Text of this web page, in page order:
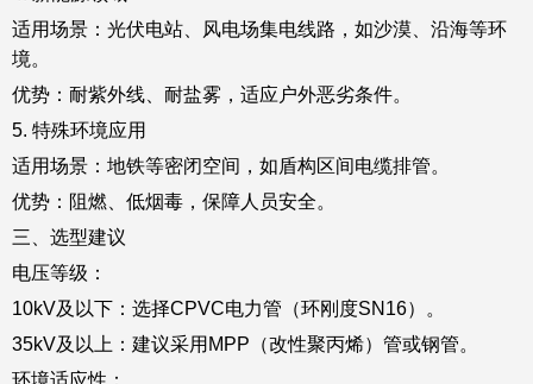
适用场景：光伏电站、风电场集电线路，如沙漠、沿海等环
境。
优势：耐紫外线、耐盐雾，适应户外恶劣条件。
5. 特殊环境应用
适用场景：地铁等密闭空间，如盾构区间电缆排管。
优势：阻燃、低烟毒，保障人员安全。
三、选型建议
电压等级：
10kV及以下：选择CPVC电力管（环刚度SN16）。
35kV及以上：建议采用MPP（改性聚丙烯）管或钢管。
环境适应性：